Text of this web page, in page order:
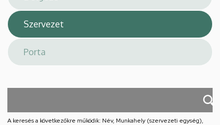
A keresés a következőkre működik: Név, Munkahely (szervezeti egység),